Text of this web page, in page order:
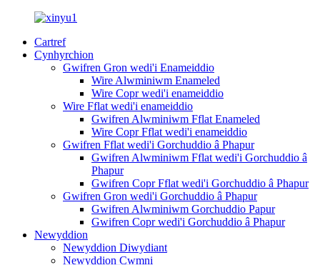
Cartref
Cynhyrchion
Gwifren Gron wedi'i Enameiddio
Wire Alwminiwm Enameled
Wire Copr wedi'i enameiddio
Wire Fflat wedi'i enameiddio
Gwifren Alwminiwm Fflat Enameled
Wire Copr Fflat wedi'i enameiddio
Gwifren Fflat wedi'i Gorchuddio â Phapur
Gwifren Alwminiwm Fflat wedi'i Gorchuddio â
Phapur
Gwifren Copr Fflat wedi'i Gorchuddio â Phapur
Gwifren Gron wedi'i Gorchuddio â Phapur
Gwifren Alwminiwm Gorchuddio Papur
Gwifren Copr wedi'i Gorchuddio â Phapur
Newyddion
Newyddion Diwydiant
Newyddion Cwmni